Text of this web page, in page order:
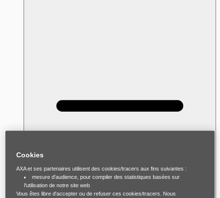
Cookies
AXA et ses partenaires utilisent des cookies/tracers aux fins suivantes :
mesure d'audience, pour compiler des statistiques basées sur
l'utilisation de notre site web
Vous êtes libre d'accepter ou de refuser ces cookies/tracers. Nous